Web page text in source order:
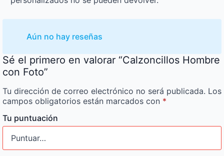
Aún no hay reseñas
Sé el primero en valorar “Calzoncillos Hombre
con Foto”
Tu dirección de correo electrónico no será publicada. Los
campos obligatorios están marcados con *
Tu puntuación